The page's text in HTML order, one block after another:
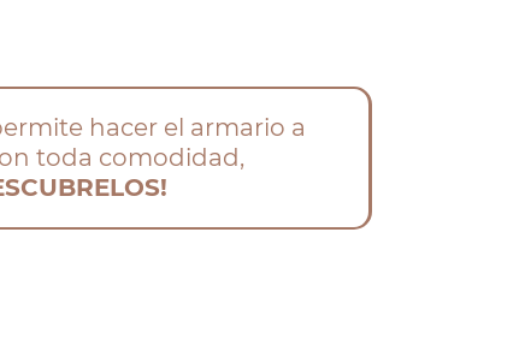
hacer el armario a
toda comodidad,